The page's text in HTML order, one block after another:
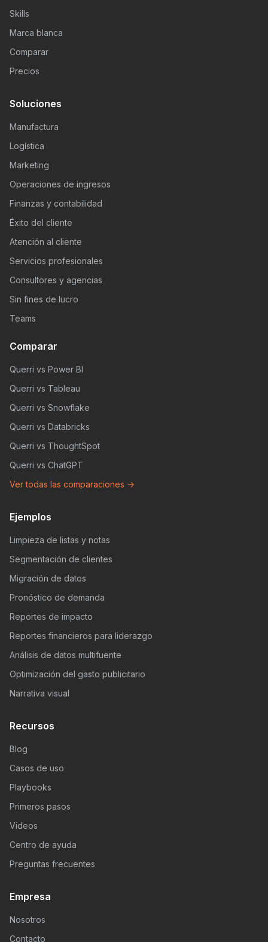
Skills
Marca blanca
Comparar
Precios
Soluciones
Manufactura
Logística
Marketing
Operaciones de ingresos
Finanzas y contabilidad
Éxito del cliente
Atención al cliente
Servicios profesionales
Consultores y agencias
Sin fines de lucro
Teams
Comparar
Querri vs Power BI
Querri vs Tableau
Querri vs Snowflake
Querri vs Databricks
Querri vs ThoughtSpot
Querri vs ChatGPT
Ver todas las comparaciones →
Ejemplos
Limpieza de listas y notas
Segmentación de clientes
Migración de datos
Pronóstico de demanda
Reportes de impacto
Reportes financieros para liderazgo
Análisis de datos multifuente
Optimización del gasto publicitario
Narrativa visual
Recursos
Blog
Casos de uso
Playbooks
Primeros pasos
Videos
Centro de ayuda
Preguntas frecuentes
Empresa
Nosotros
Contacto